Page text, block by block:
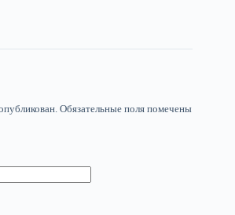
Обязательные поля помечены